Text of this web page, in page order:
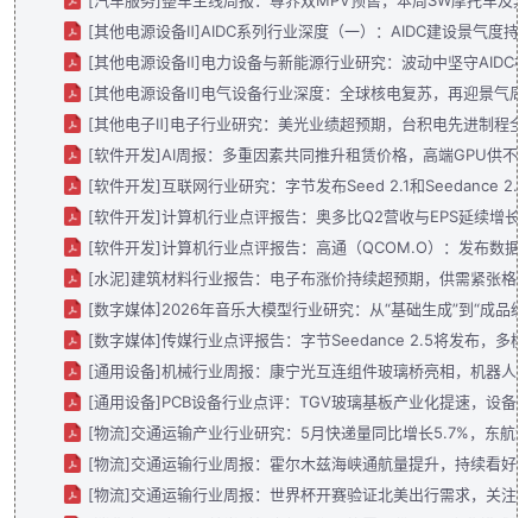
[其他电源设备Ⅱ]AIDC系列行业深度（一）：AIDC建设景气度持
[其他电源设备Ⅱ]电力设备与新能源行业研究：波动中坚守AIDC
[其他电源设备Ⅱ]电气设备行业深度：全球核电复苏，再迎景气周
[其他电子Ⅱ]电子行业研究：美光业绩超预期，台积电先进制程
[软件开发]AI周报：多重因素共同推升租赁价格，高端GPU供不
[软件开发]互联网行业研究：字节发布Seed 2.1和Seedance
[软件开发]计算机行业点评报告：奥多比Q2营收与EPS延续增
[软件开发]计算机行业点评报告：高通（QCOM.O）：发布数
[水泥]建筑材料行业报告：电子布涨价持续超预期，供需紧张格
[数字媒体]2026年音乐大模型行业研究：从“基础生成”到“成品
[数字媒体]传媒行业点评报告：字节Seedance 2.5将发布，多
[通用设备]机械行业周报：康宁光互连组件玻璃桥亮相，机器人
[通用设备]PCB设备行业点评：TGV玻璃基板产业化提速，设备
[物流]交通运输产业行业研究：5月快递量同比增长5.7%，东航
[物流]交通运输行业周报：霍尔木兹海峡通航量提升，持续看好
[物流]交通运输行业周报：世界杯开赛验证北美出行需求，关注